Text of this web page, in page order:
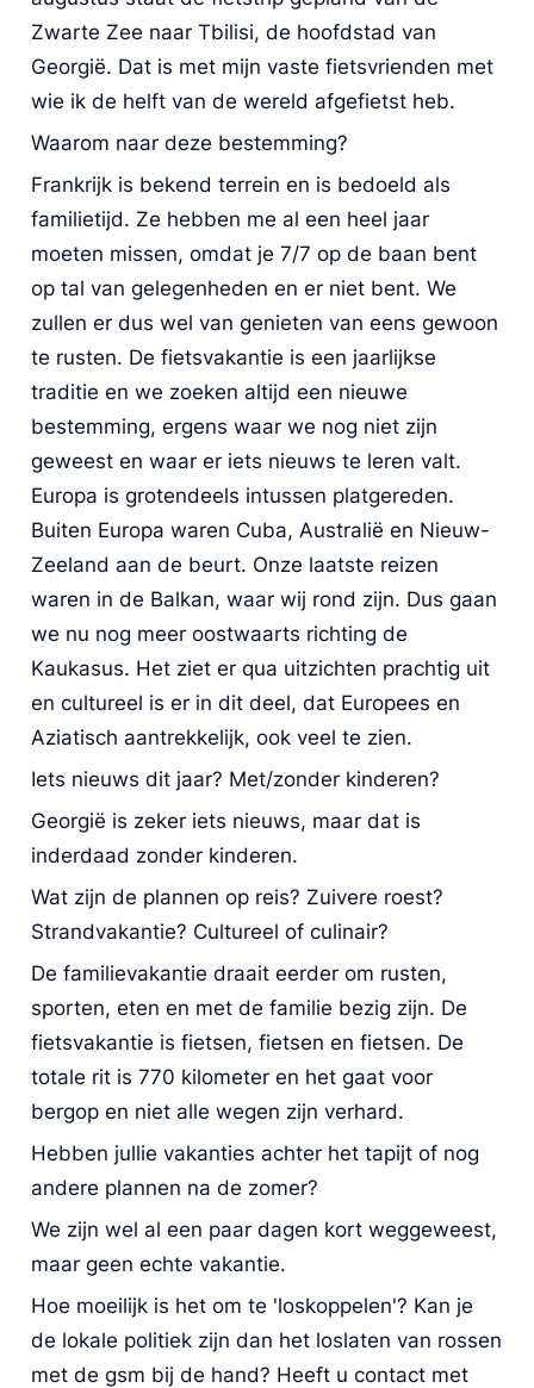
Zwarte Zee naar Tbilisi, de hoofdstad van
Georgië. Dat is met mijn vaste fietsvrienden met
wie ik de helft van de wereld afgefietst heb.
Waarom naar deze bestemming?
Frankrijk is bekend terrein en is bedoeld als
familietijd. Ze hebben me al een heel jaar
moeten missen, omdat je 7/7 op de baan bent
op tal van gelegenheden en er niet bent. We
zullen er dus wel van genieten van eens gewoon
te rusten. De fietsvakantie is een jaarlijkse
traditie en we zoeken altijd een nieuwe
bestemming, ergens waar we nog niet zijn
geweest en waar er iets nieuws te leren valt.
Europa is grotendeels intussen platgereden.
Buiten Europa waren Cuba, Australië en Nieuw-
Zeeland aan de beurt. Onze laatste reizen
waren in de Balkan, waar wij rond zijn. Dus gaan
we nu nog meer oostwaarts richting de
Kaukasus. Het ziet er qua uitzichten prachtig uit
en cultureel is er in dit deel, dat Europees en
Aziatisch aantrekkelijk, ook veel te zien.
Iets nieuws dit jaar? Met/zonder kinderen?
Georgië is zeker iets nieuws, maar dat is
inderdaad zonder kinderen.
Wat zijn de plannen op reis? Zuivere roest?
Strandvakantie? Cultureel of culinair?
De familievakantie draait eerder om rusten,
sporten, eten en met de familie bezig zijn. De
fietsvakantie is fietsen, fietsen en fietsen. De
totale rit is 770 kilometer en het gaat voor
bergop en niet alle wegen zijn verhard.
Hebben jullie vakanties achter het tapijt of nog
andere plannen na de zomer?
We zijn wel al een paar dagen kort weggeweest,
maar geen echte vakantie.
Hoe moeilijk is het om te 'loskoppelen'? Kan je
de lokale politiek zijn dan het loslaten van rossen
met de gsm bij de hand? Heeft u contact met